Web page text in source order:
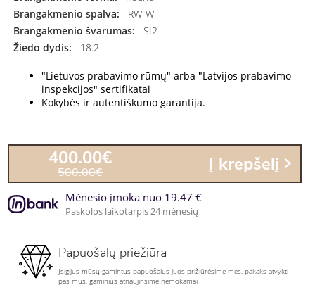
Brangakmenio spalva:
RW-W
Brangakmenio švarumas:
SI2
Žiedo dydis:
18.2
"Lietuvos prabavimo rūmų" arba "Latvijos prabavimo
inspekcijos" sertifikatai
Kokybės ir autentiškumo garantija.
400.00€
500.00€ Į krepšelį
Mėnesio įmoka nuo 19.47 €
Paskolos laikotarpis 24 mėnesių
Papuošalų priežiūra
Įsigijus mūsų gamintus papuošalus juos prižiūrėsime mes, pakaks atvykti
pas mus, gaminius atnaujinsime nemokamai